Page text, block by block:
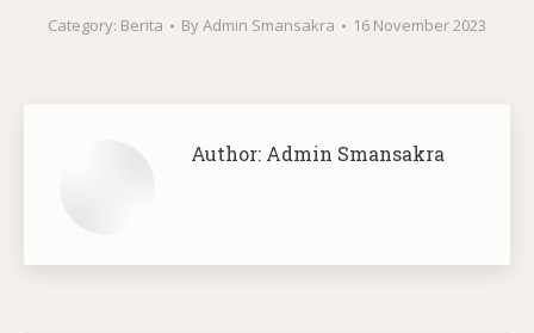
Category: Berita ByAdmin Smansakra 16 November 2023
Author: Admin Smansakra